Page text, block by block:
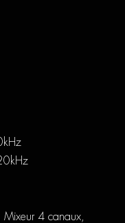
Mixeur 4 canaux,